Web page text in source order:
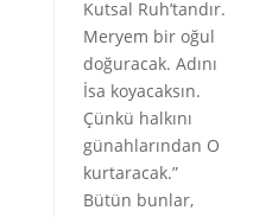
Kutsal Ruh’tandır.
Meryem bir oğul
doğuracak. Adını
İsa koyacaksın.
Çünkü halkını
günahlarından O
kurtaracak.”
Bütün bunlar,